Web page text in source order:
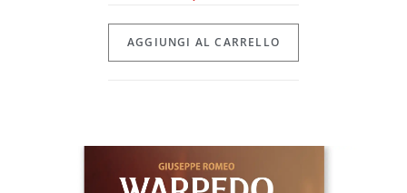
AGGIUNGI AL CARRELLO